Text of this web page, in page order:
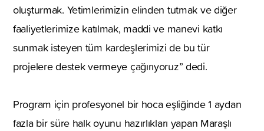
oluşturmak. Yetimlerimizin elinden tutmak ve diğer
faaliyetlerimize katılmak, maddi ve manevi katkı
sunmak isteyen tüm kardeşlerimizi de bu tür
projelere destek vermeye çağırıyoruz” dedi.
Program için profesyonel bir hoca eşliğinde 1 aydan
fazla bir süre halk oyunu hazırlıkları yapan Maraşlı